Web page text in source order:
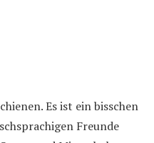
Es ist ein bisschen
Freunde